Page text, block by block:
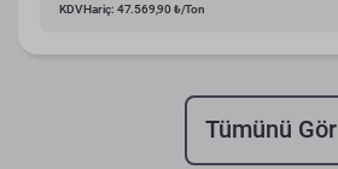
KDV Hariç: 47.569,90 ₺/Ton
Tümünü Gör